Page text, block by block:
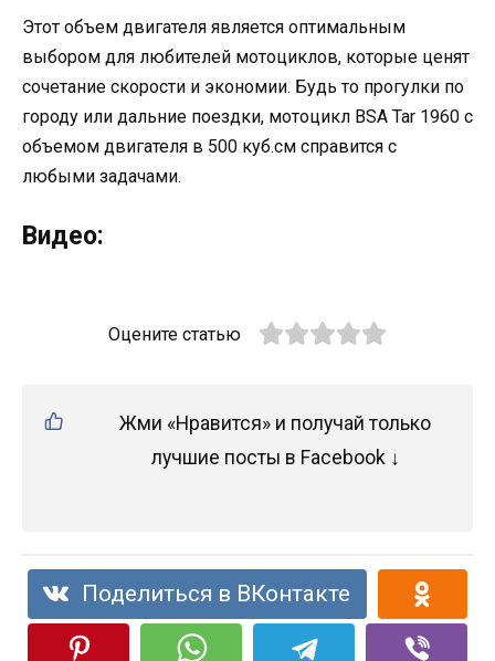
Этот объем двигателя является оптимальным
выбором для любителей мотоциклов, которые ценят
сочетание скорости и экономии. Будь то прогулки по
городу или дальние поездки, мотоцикл BSA Tar 1960 с
объемом двигателя в 500 куб.см справится с
любыми задачами.
Видео:
Оцените статью
Жми «Нравится» и получай только
лучшие посты в Facebook ↓
Поделиться в ВКонтакте